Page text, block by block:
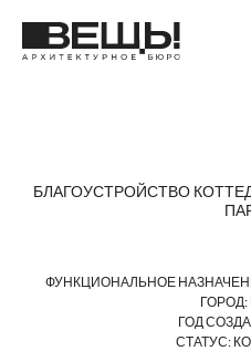
БЛАГОУСТРОЙСТВО
ФУНКЦИОНАЛЬНОЕ
ГОД
СТАТУС: